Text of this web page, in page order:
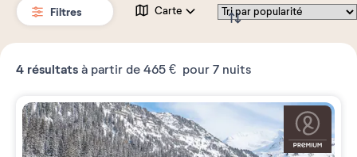
Filtres Carte
4 résultats à partir de 465 € pour 7 nuits